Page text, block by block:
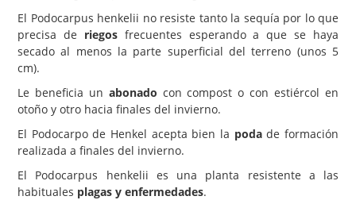
El Podocarpus henkelii no resiste tanto la sequía por lo que
precisa de riegosfrecuentes esperando a que se haya
secado al menos la parte superficial del terreno (unos 5
cm).
Le beneficia un abonado con compost o con estiércol en
otoño y otro hacia finales del invierno.
El Podocarpo de Henkel acepta bien la podade formación
realizada a finales del invierno.
El Podocarpus henkelii es una planta resistente a las
habituales plagas y enfermedades.